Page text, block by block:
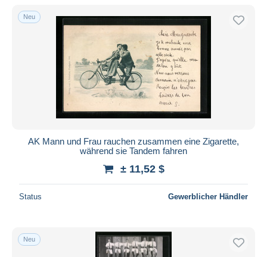
Nur ermäßigt
Kostenloser Versand
Zahlungsmethoden
PayPal
Banküberweisung
Visa
Mastercard
iDeal
Wohnsitz des Verkäufers
Neu
AK Mann und Frau rauchen zusammen eine Zigarette,
während sie Tandem fahren
± 11,52 $
Status Gewerblicher Händler
Neu